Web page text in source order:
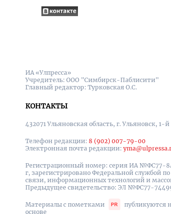
ИА «Улпресса»
Учредитель: ООО "Симбирск-Паблисити"
Главный редактор: Турковская О.С.
КОНТАКТЫ
432071 Ульяновская область, г. Ульяновск,
Телефон редакции: 8 (902) 007-79-00
Электронная почта редакции:
Регистрационный номер: серия ИА №ФС77-
г, зарегистрировано Федеральной службой
связи, информационных технологий и
Предыдущее свидетельство: ЭЛ №ФС77-74499
Материалы с пометками
публикуются
основе